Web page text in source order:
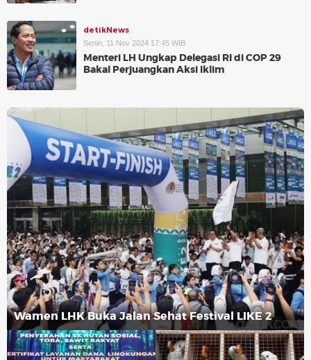
detikNews
Senin, 11 Nov 2024 17:45 WIB
Menteri LH Ungkap Delegasi RI di COP 29
Bakal Perjuangkan Aksi Iklim
Wamen LHK Buka Jalan Sehat Festival LIKE 2